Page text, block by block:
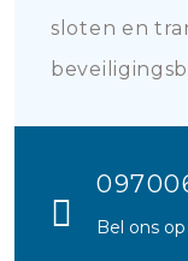
sloten en
Bel ons